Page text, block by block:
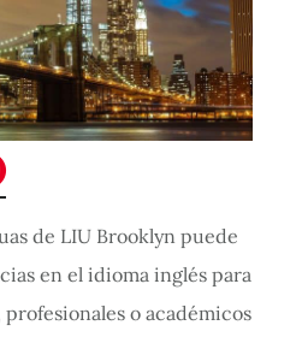
de LIU Brooklyn puede
en el idioma inglés para
o académicos